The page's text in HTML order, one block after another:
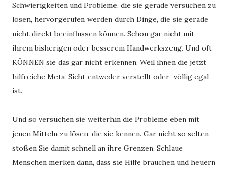
Schwierigkeiten und Probleme, die sie gerade versuchen zu
lösen, hervorgerufen werden durch Dinge, die sie gerade
nicht direkt beeinflussen können. Schon gar nicht mit
ihrem bisherigen oder besserem Handwerkszeug. Und oft
KÖNNEN sie das gar nicht erkennen. Weil ihnen die jetzt
hilfreiche Meta-Sicht entweder verstellt oder  völlig egal
ist.
Und so versuchen sie weiterhin die Probleme eben mit
jenen Mitteln zu lösen, die sie kennen. Gar nicht so selten
stoßen Sie damit schnell an ihre Grenzen. Schlaue
Menschen merken dann, dass sie Hilfe brauchen und heuern